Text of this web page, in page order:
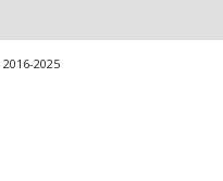
2025